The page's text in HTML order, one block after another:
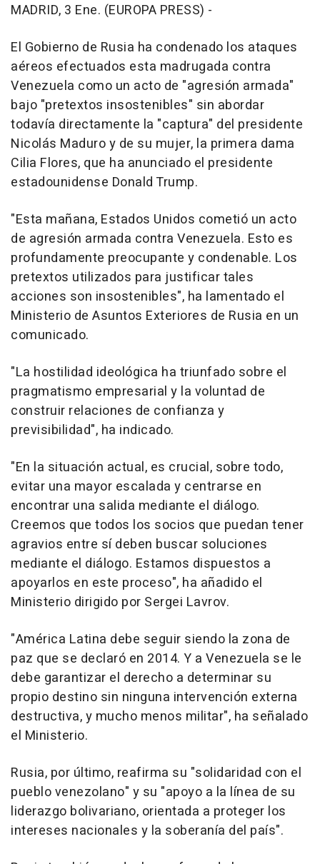
MADRID, 3 Ene. (EUROPA PRESS) -
El Gobierno de Rusia ha condenado los ataques
aéreos efectuados esta madrugada contra
Venezuela como un acto de "agresión armada"
bajo "pretextos insostenibles" sin abordar
todavía directamente la "captura" del presidente
Nicolás Maduro y de su mujer, la primera dama
Cilia Flores, que ha anunciado el presidente
estadounidense Donald Trump.
"Esta mañana, Estados Unidos cometió un acto
de agresión armada contra Venezuela. Esto es
profundamente preocupante y condenable. Los
pretextos utilizados para justificar tales
acciones son insostenibles", ha lamentado el
Ministerio de Asuntos Exteriores de Rusia en un
comunicado.
"La hostilidad ideológica ha triunfado sobre el
pragmatismo empresarial y la voluntad de
construir relaciones de confianza y
previsibilidad", ha indicado.
"En la situación actual, es crucial, sobre todo,
evitar una mayor escalada y centrarse en
encontrar una salida mediante el diálogo.
Creemos que todos los socios que puedan tener
agravios entre sí deben buscar soluciones
mediante el diálogo. Estamos dispuestos a
apoyarlos en este proceso", ha añadido el
Ministerio dirigido por Sergei Lavrov.
"América Latina debe seguir siendo la zona de
paz que se declaró en 2014. Y a Venezuela se le
debe garantizar el derecho a determinar su
propio destino sin ninguna intervención externa
destructiva, y mucho menos militar", ha señalado
el Ministerio.
Rusia, por último, reafirma su "solidaridad con el
pueblo venezolano" y su "apoyo a la línea de su
liderazgo bolivariano, orientada a proteger los
intereses nacionales y la soberanía del país".